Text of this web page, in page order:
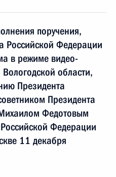
поручения,
Российской Федерации
в режиме видео-
области,
Президента
Президента
Федотовым
Федерации
11 декабря